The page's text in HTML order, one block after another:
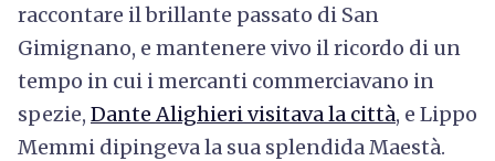
raccontare il brillante passato di San
Gimignano, e mantenere vivo il ricordo di un
tempo in cui i mercanti commerciavano in
spezie, Dante Alighieri visitava la città, e Lippo
Memmi dipingeva la sua splendida Maestà.